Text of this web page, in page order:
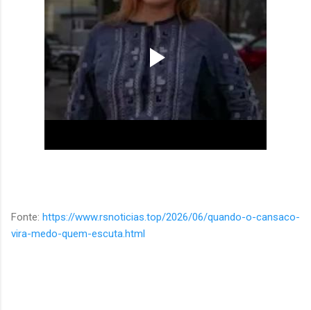
Fonte: https://www.rsnoticias.top/2026/06/quando-o-cansaco-
vira-medo-quem-escuta.html